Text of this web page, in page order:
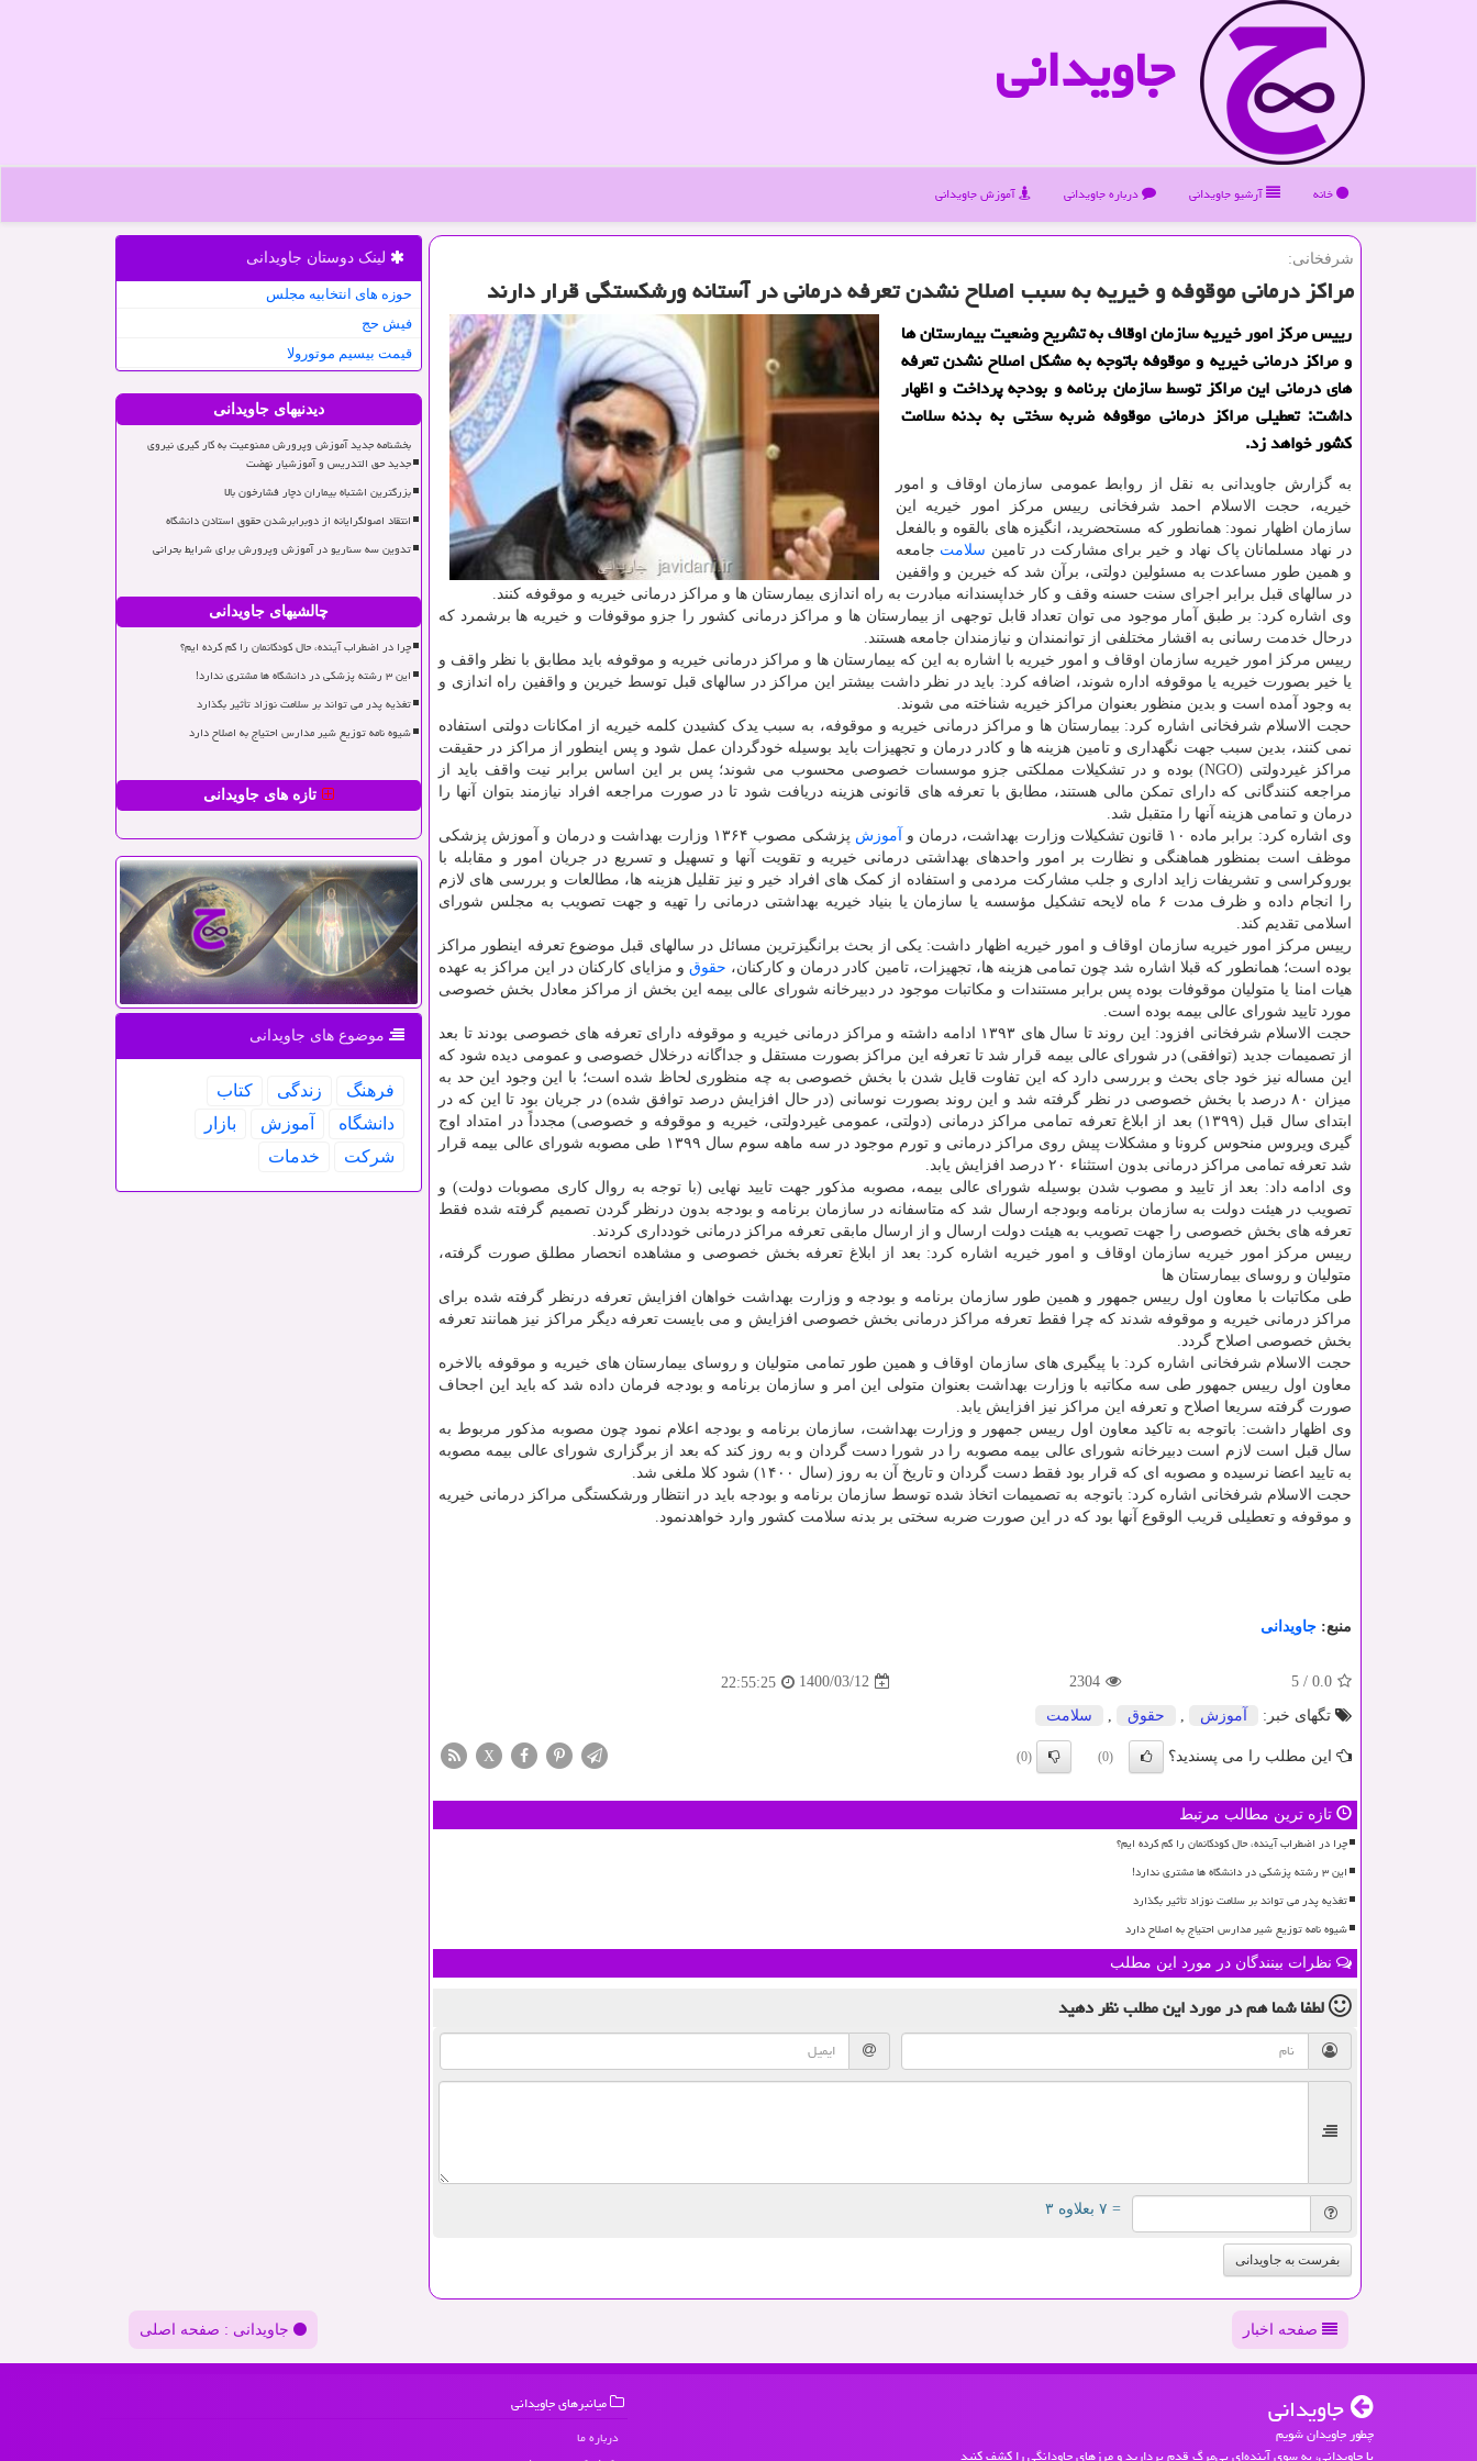
جاویدانی
خانه آرشیو جاویدانی درباره جاویدانی آموزش جاویدانی
شرفخانی:
مراكز درمانی موقوفه و خیریه به سبب اصلاح نشدن تعرفه درمانی در آستانه ورشكستگی قرار دارند
رییس مرکز امور خیریه سازمان اوقاف به تشریح وضعیت بیمارستان ها
و مراکز درمانی خیریه و موقوفه باتوجه به مشکل اصلاح نشدن تعرفه
های درمانی این مراکز توسط سازمان برنامه و بودجه پرداخت و اظهار
داشت: تعطیلی مراکز درمانی موقوفه ضربه سختی به بدنه سلامت
کشور خواهد زد.
به گزارش جاویدانی به نقل از روابط عمومی سازمان اوقاف و امور
خیریه، حجت الاسلام احمد شرفخانی رییس مرکز امور خیریه این
سازمان اظهار نمود: همانطور که مستحضرید، انگیزه های بالقوه و بالفعل
در نهاد مسلمانان پاک نهاد و خیر برای مشارکت در تامین سلامت جامعه
و همین طور مساعدت به مسئولین دولتی، برآن شد که خیرین و واقفین
در سالهای قبل برابر اجرای سنت حسنه وقف و کار خداپسندانه مبادرت به راه اندازی بیمارستان ها و مراکز درمانی خیریه و موقوفه کنند.
وی اشاره کرد: بر طبق آمار موجود می توان تعداد قابل توجهی از بیمارستان ها و مراکز درمانی کشور را جزو موقوفات و خیریه ها برشمرد که
درحال خدمت رسانی به اقشار مختلفی از توانمندان و نیازمندان جامعه هستند.
رییس مرکز امور خیریه سازمان اوقاف و امور خیریه با اشاره به این که بیمارستان ها و مراکز درمانی خیریه و موقوفه باید مطابق با نظر واقف و
یا خیر بصورت خیریه یا موقوفه اداره شوند، اضافه کرد: باید در نظر داشت بیشتر این مراکز در سالهای قبل توسط خیرین و واقفین راه اندازی و
به وجود آمده است و بدین منظور بعنوان مراکز خیریه شناخته می شوند.
حجت الاسلام شرفخانی اشاره کرد: بیمارستان ها و مراکز درمانی خیریه و موقوفه، به سبب یدک کشیدن کلمه خیریه از امکانات دولتی استفاده
نمی کنند، بدین سبب جهت نگهداری و تامین هزینه ها و کادر درمان و تجهیزات باید بوسیله خودگردان عمل شود و پس اینطور از مراکز در حقیقت
مراکز غیردولتی (NGO) بوده و در تشکیلات مملکتی جزو موسسات خصوصی محسوب می شوند؛ پس بر این اساس برابر نیت واقف باید از
مراجعه کنندگانی که دارای تمکن مالی هستند، مطابق با تعرفه های قانونی هزینه دریافت شود تا در صورت مراجعه افراد نیازمند بتوان آنها را
درمان و تمامی هزینه آنها را متقبل شد.
وی اشاره کرد: برابر ماده ۱۰ قانون تشکیلات وزارت بهداشت، درمان و
آموزش
پزشکی مصوب ۱۳۶۴ وزارت بهداشت و درمان و آموزش پزشکی
موظف است بمنظور هماهنگی و نظارت بر امور واحدهای بهداشتی درمانی خیریه و تقویت آنها و تسهیل و تسریع در جریان امور و مقابله با
بوروکراسی و تشریفات زاید اداری و جلب مشارکت مردمی و استفاده از کمک های افراد خیر و نیز تقلیل هزینه ها، مطالعات و بررسی های لازم
را انجام داده و ظرف مدت ۶ ماه لایحه تشکیل مؤسسه یا سازمان یا بنیاد خیریه بهداشتی درمانی را تهیه و جهت تصویب به مجلس شورای
اسلامی تقدیم کند.
رییس مرکز امور خیریه سازمان اوقاف و امور خیریه اظهار داشت: یکی از بحث برانگیزترین مسائل در سالهای قبل موضوع تعرفه اینطور مراکز
بوده است؛ همانطور که قبلا اشاره شد چون تمامی هزینه ها، تجهیزات، تامین کادر درمان و کارکنان، حقوقو مزایای کارکنان در این مراکز به عهده
هیات امنا یا متولیان موقوفات بوده پس برابر مستندات و مکاتبات موجود در دبیرخانه شورای عالی بیمه این بخش از مراکز معادل بخش خصوصی
مورد تایید شورای عالی بیمه بوده است.
حجت الاسلام شرفخانی افزود: این روند تا سال های ۱۳۹۳ ادامه داشته و مراکز درمانی خیریه و موقوفه دارای تعرفه های خصوصی بودند تا بعد
از تصمیمات جدید (توافقی) در شورای عالی بیمه قرار شد تا تعرفه این مراکز بصورت مستقل و جداگانه درخلال خصوصی و عمومی دیده شود که
این مساله نیز خود جای بحث و بررسی دارد که این تفاوت قایل شدن با بخش خصوصی به چه منظوری لحاظ شده است؛ با این وجود این حد به
میزان ۸۰ درصد با بخش خصوصی در نظر گرفته شد و این روند بصورت نوسانی (در حال افزایش درصد توافق شده) در جریان بود تا این که در
ابتدای سال قبل (۱۳۹۹) بعد از ابلاغ تعرفه تمامی مراکز درمانی (دولتی، عمومی غیردولتی، خیریه و موقوفه و خصوصی) مجدداً در امتداد اوج
گیری ویروس منحوس کرونا و مشکلات پیش روی مراکز درمانی و تورم موجود در سه ماهه سوم سال ۱۳۹۹ طی مصوبه شورای عالی بیمه قرار
شد تعرفه تمامی مراکز درمانی بدون استثناء ۲۰ درصد افزایش یابد.
وی ادامه داد: بعد از تایید و مصوب شدن بوسیله شورای عالی بیمه، مصوبه مذکور جهت تایید نهایی (با توجه به روال کاری مصوبات دولت) و
تصویب در هیئت دولت به سازمان برنامه وبودجه ارسال شد که متاسفانه در سازمان برنامه و بودجه بدون درنظر گردن تصمیم گرفته شده فقط
تعرفه های بخش خصوصی را جهت تصویب به هیئت دولت ارسال و از ارسال مابقی تعرفه مراکز درمانی خودداری کردند.
رییس مرکز امور خیریه سازمان اوقاف و امور خیریه اشاره کرد: بعد از ابلاغ تعرفه بخش خصوصی و مشاهده انحصار مطلق صورت گرفته،
متولیان و روسای بیمارستان ها
طی مکاتبات با معاون اول رییس جمهور و همین طور سازمان برنامه و بودجه و وزارت بهداشت خواهان افزایش تعرفه درنظر گرفته شده برای
مراکز درمانی خیریه و موقوفه شدند که چرا فقط تعرفه مراکز درمانی بخش خصوصی افزایش و می بایست تعرفه دیگر مراکز نیز همانند تعرفه
بخش خصوصی اصلاح گردد.
حجت الاسلام شرفخانی اشاره کرد: با پیگیری های سازمان اوقاف و همین طور تمامی متولیان و روسای بیمارستان های خیریه و موقوفه بالاخره
معاون اول رییس جمهور طی سه مکاتبه با وزارت بهداشت بعنوان متولی این امر و سازمان برنامه و بودجه فرمان داده شد که باید این اجحاف
صورت گرفته سریعا اصلاح و تعرفه این مراکز نیز افزایش یابد.
وی اظهار داشت: باتوجه به تاکید معاون اول رییس جمهور و وزارت بهداشت، سازمان برنامه و بودجه اعلام نمود چون مصوبه مذکور مربوط به
سال قبل است لازم است دبیرخانه شورای عالی بیمه مصوبه را در شورا دست گردان و به روز کند که بعد از برگزاری شورای عالی بیمه مصوبه
به تایید اعضا نرسیده و مصوبه ای که قرار بود فقط دست گردان و تاریخ آن به روز (سال ۱۴۰۰) شود کلا ملغی شد.
حجت الاسلام شرفخانی اشاره کرد: باتوجه به تصمیمات اتخاذ شده توسط سازمان برنامه و بودجه باید در انتظار ورشکستگی مراکز درمانی خیریه
و موقوفه و تعطیلی قریب الوقوع آنها بود که در این صورت ضربه سختی بر بدنه سلامت کشور وارد خواهدنمود.
منبع: جاویدانی
0.0
/
5
2304
1400/03/12
22:55:25
تگهای خبر:
آموزش حقوق سلامت
این مطلب را می پسندید؟ (0)
(0)
X
تازه ترین مطالب مرتبط
چرا در اضطراب آینده، حال کودکانمان را گم کرده ایم؟
این ۳ رشته پزشکی در دانشگاه ها مشتری ندارد!
تغذیه پدر می تواند بر سلامت نوزاد تأثیر بگذارد
شیوه نامه توزیع شیر مدارس احتیاج به اصلاح دارد
نظرات بینندگان در مورد این مطلب
لطفا شما همدر مورد این مطلبنظر دهید
= ۷ بعلاوه ۳
بفرست به جاویدانی
لینک دوستان جاویدانی
حوزه های انتخابیه مجلس
فیش حج
قیمت بیسیم موتورولا
دیدنیهای جاویدانی
بخشنامه جدید آموزش وپرورش ممنوعیت به کار گیری نیروی
جدید حق التدریس و آموزشیار نهضت
بزرگترین اشتباه بیماران دچار فشارخون بالا
انتقاد اصولگرایانه از دوبرابرشدن حقوق استادن دانشگاه
تدوین سه سناریو در آموزش وپرورش برای شرایط بحرانی
چالشیهای جاویدانی
چرا در اضطراب آینده، حال کودکانمان را گم کرده ایم؟
این ۳ رشته پزشکی در دانشگاه ها مشتری ندارد!
تغذیه پدر می تواند بر سلامت نوزاد تأثیر بگذارد
شیوه نامه توزیع شیر مدارس احتیاج به اصلاح دارد
تازه های جاویدانی
موضوع های جاویدانی
فرهنگ زندگی
كتاب
دانشگاه
آموزش
بازار
شركت
خدمات
صفحه اخبار جاویدانی : صفحه اصلی
جاویدانی
چطور جاویدان شویم
با جاویدانی، به سوی آینده‌ای بی‌مرگ قدم بردارید و مرزهای جاودانگی را کشف کنید
میانبرهای جاویدانی
درباره ما